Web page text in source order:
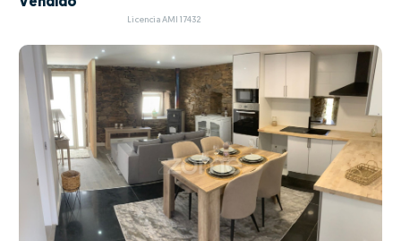
Vendido
Licencia AMI 17432